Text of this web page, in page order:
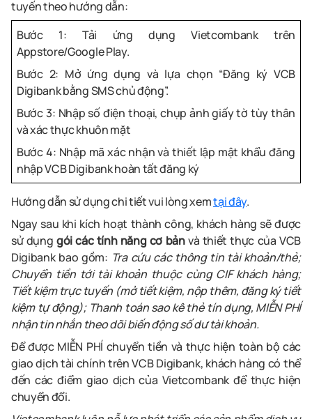
tuyến theo hướng dẫn:
Bước 1: Tải ứng dụng Vietcombank trên
Appstore/Google Play.
Bước 2: Mở ứng dụng và lựa chọn “Đăng ký VCB
Digibank bằng SMS chủ động”.
Bước 3: Nhập số điện thoại, chụp ảnh giấy tờ tùy thân
và xác thực khuôn mặt
Bước 4: Nhập mã xác nhận và thiết lập mật khẩu đăng
nhập VCB Digibank hoàn tất đăng ký
Hướng dẫn sử dụng chi tiết vui lòng xemtại đây.
Ngay sau khi kích hoạt thành công, khách hàng sẽ được
sử dụng gói các tính năng cơ bảnvà thiết thực của VCB
Digibank bao gồm: Tra cứu các thông tin tài khoản/thẻ;
Chuyển tiền tới tài khoản thuộc cùng CIF khách hàng;
Tiết kiệm trực tuyến (mở tiết kiệm, nộp thêm, đăng ký tiết
kiệm tự động); Thanh toán sao kê thẻ tín dụng, MIỄN PHÍ
nhận tin nhắn theo dõi biến động số dư tài khoản.
Để được MIỄN PHÍ chuyển tiền và thực hiện toàn bộ các
giao dịch tài chính trên VCB Digibank, khách hàng có thể
đến các điểm giao dịch của Vietcombank để thực hiện
chuyển đổi.